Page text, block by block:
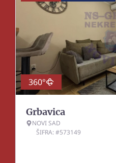
360°
Grbavica
NOVI SAD
ŠIFRA: #573149